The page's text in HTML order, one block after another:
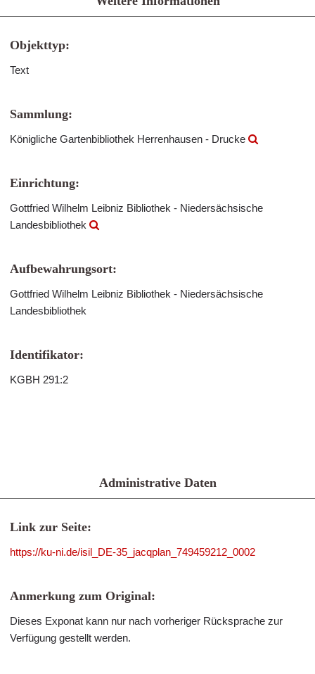
Objekttyp:
Text
Sammlung:
Königliche Gartenbibliothek Herrenhausen - Drucke
Einrichtung:
Gottfried Wilhelm Leibniz Bibliothek - Niedersächsische
Landesbibliothek
Aufbewahrungsort:
Gottfried Wilhelm Leibniz Bibliothek - Niedersächsische
Landesbibliothek
Identifikator:
KGBH 291:2
Administrative Daten
Link zur Seite:
https://ku-ni.de/isil_DE-35_jacqplan_749459212_0002
Anmerkung zum Original:
Dieses Exponat kann nur nach vorheriger Rücksprache zur
Verfügung gestellt werden.